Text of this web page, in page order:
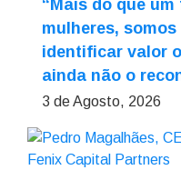
“Mais do que
mulheres,
identificar valor
ainda não o
3 de Agosto, 2026